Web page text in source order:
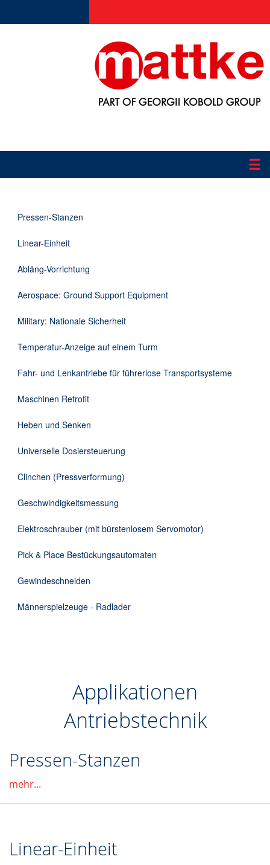
☰
Applikationen
Informationen
Downloads
Kontakt
Pressen-Stanzen
Linear-Einheit
Abläng-Vorrichtung
Aerospace: Ground Support Equipment
Military: Nationale Sicherheit
Temperatur-Anzeige auf einem Turm
Fahr- und Lenkantriebe für führerlose Transportsysteme
Maschinen Retrofit
Heben und Senken
Universelle Dosiersteuerung
Clinchen (Pressverformung)
Geschwindigkeitsmessung
Elektroschrauber (mit bürstenlosem Servomotor)
Pick & Place Bestückungsautomaten
Gewindeschneiden
Männerspielzeuge - Radlader
Applikationen
Antriebstechnik
Pressen-Stanzen
mehr...
Linear-Einheit